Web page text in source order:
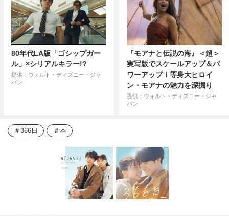
80年代LA版「ゴシップガー
ル」×シリアルキラー!?
提供：ウォルト・ディズニー・ジャ
パン
『モアナと伝説の海』＜超＞
実写版でスケールアップ＆パ
ワーアップ！等身大ヒロイ
ン・モアナの魅力を深掘り
提供：ウォルト・ディズニー・ジャ
パン
366日 本